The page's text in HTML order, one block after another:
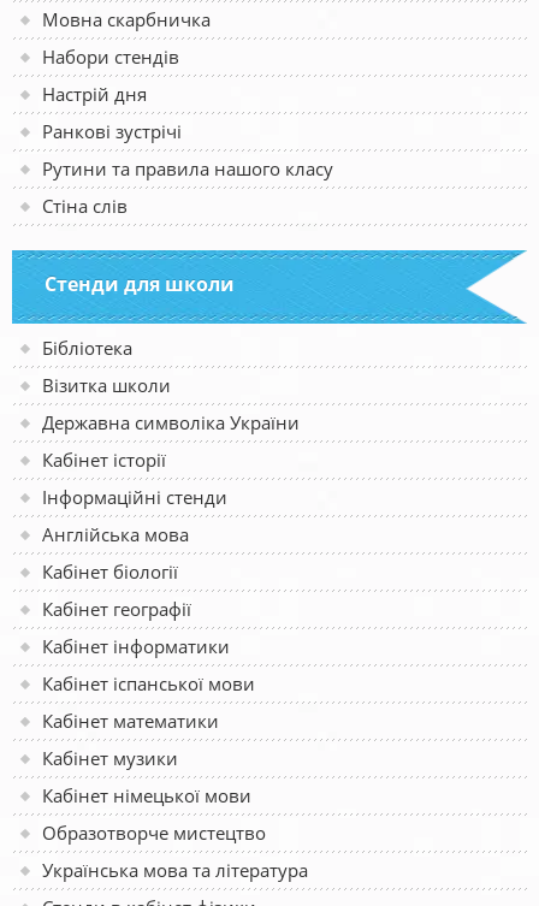
Мовна скарбничка
Набори стендів
Настрій дня
Ранкові зустрічі
Рутини та правила нашого класу
Стіна слів
Стенди для школи
Бібліотека
Візитка школи
Державна символіка України
Кабінет історії
Інформаційні стенди
Англійська мова
Кабінет біології
Кабінет географії
Кабінет інформатики
Кабінет іспанської мови
Кабінет математики
Кабінет музики
Кабінет німецької мови
Образотворче мистецтво
Українська мова та література